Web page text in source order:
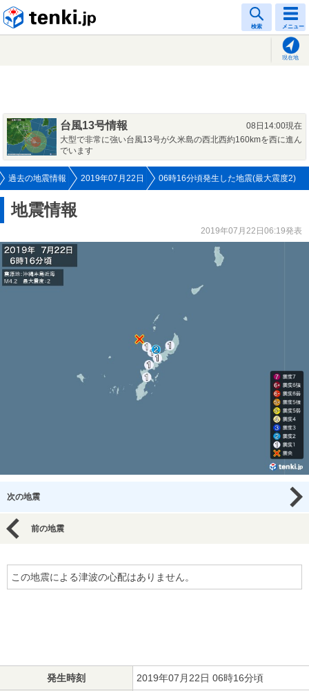
検索 メニュー
現在地
台風13号情報
08日14:00現在
大型で非常に強い台風13号が久米島の西北西約160kmを西に進ん
でいます
過去の地震情報 2019年07月22日 06時16分頃発生した地震(最大震度2)
地震情報
2019年07月22日06:19発表
次の地震
前の地震
この地震による津波の心配はありません。
発生時刻 2019年07月22日 06時16分頃